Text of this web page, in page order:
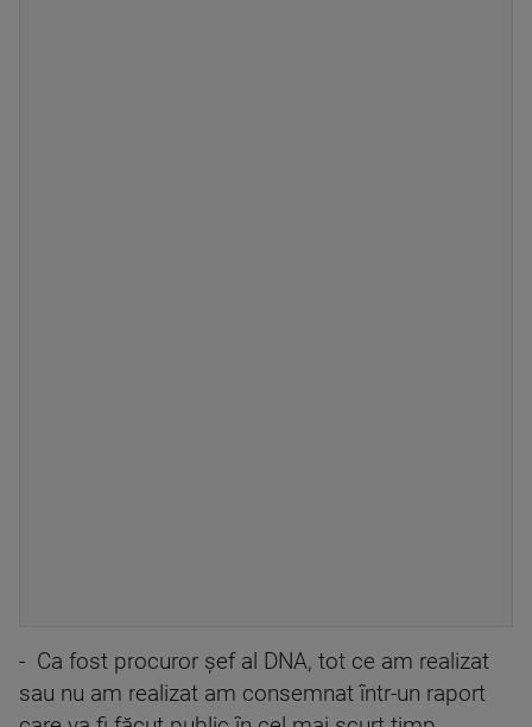
- Ca fost procuror șef al DNA, tot ce am realizat
sau nu am realizat am consemnat într-un raport